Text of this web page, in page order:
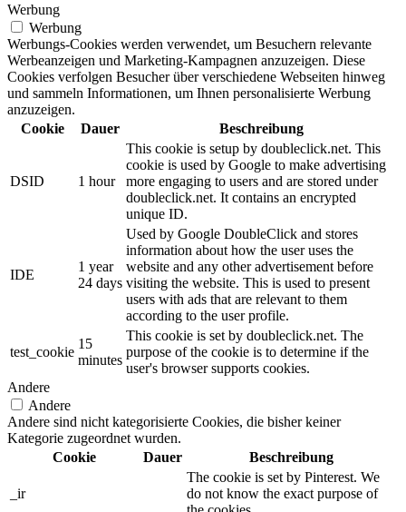
Werbung
Werbung
Werbungs-Cookies werden verwendet, um Besuchern relevante
Werbeanzeigen und Marketing-Kampagnen anzuzeigen. Diese
Cookies verfolgen Besucher über verschiedene Webseiten hinweg
und sammeln Informationen, um Ihnen personalisierte Werbung
anzuzeigen.
Cookie
Dauer Beschreibung
DSID 1 hour
This cookie is setup by doubleclick.net. This
cookie is used by Google to make advertising
more engaging to users and are stored under
doubleclick.net. It contains an encrypted
unique ID.
IDE
1 year
24 days
Used by Google DoubleClick and stores
information about how the user uses the
website and any other advertisement before
visiting the website. This is used to present
users with ads that are relevant to them
according to the user profile.
test_cookie
15
minutes
This cookie is set by doubleclick.net. The
purpose of the cookie is to determine if the
user's browser supports cookies.
Andere
Andere
Andere sind nicht kategorisierte Cookies, die bisher keiner
Kategorie zugeordnet wurden.
Cookie
Dauer Beschreibung
_ir
The cookie is set by Pinterest. We
do not know the exact purpose of